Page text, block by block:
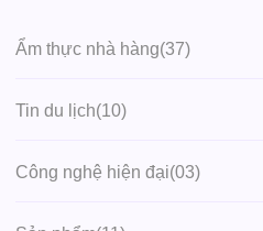
Ẩm thực nhà hàng(37)
Tin du lịch(10)
Công nghệ hiện đại(03)